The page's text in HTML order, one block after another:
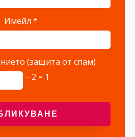
Имейл *
(защита от спам)
− 2 = 1